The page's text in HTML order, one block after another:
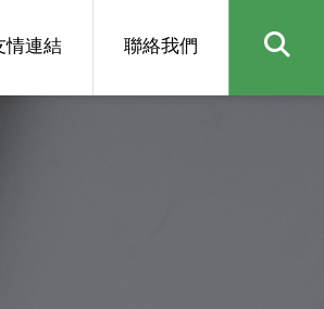
情連結 聯絡我們